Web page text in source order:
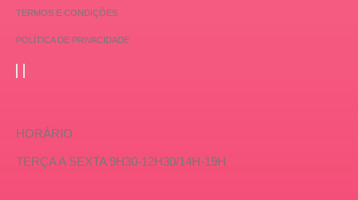
TERMOS E CONDIÇÕES
POLÍTICA DE PRIVACIDADE
HORÁRIO
TERÇA A SEXTA 9H30-12H30/14H-19H